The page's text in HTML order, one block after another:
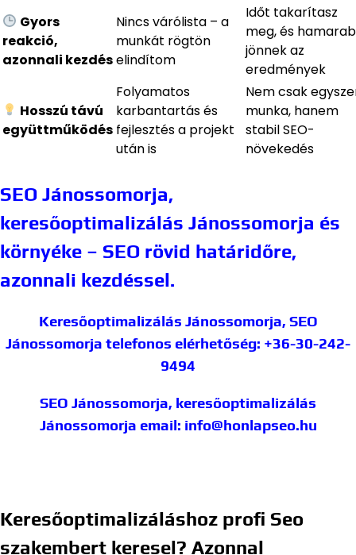
Gyors
reakció,
azonnali kezdés
Nincs várólista – a
munkát rögtön
elindítom
Időt takarítasz
meg, és
jönnek az
eredmények
Hosszú távú
együttműködés
Folyamatos
karbantartás és
fejlesztés a projekt
után is
Nem csak
munka, hanem
stabil SEO-
növekedés
SEO Jánossomorja,
keresőoptimalizálás Jánossomorja és
környéke – SEO rövid határidőre,
azonnali kezdéssel.
Keresőoptimalizálás Jánossomorja, SEO
Jánossomorja telefonos elérhetőség: +36-30-242-
9494
SEO Jánossomorja, keresőoptimalizálás
Jánossomorja email: info@honlapseo.hu
Keresőoptimalizáláshoz profi Seo
szakembert keresel? Azonnal